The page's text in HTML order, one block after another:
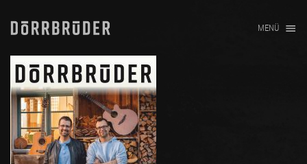
MENÜ